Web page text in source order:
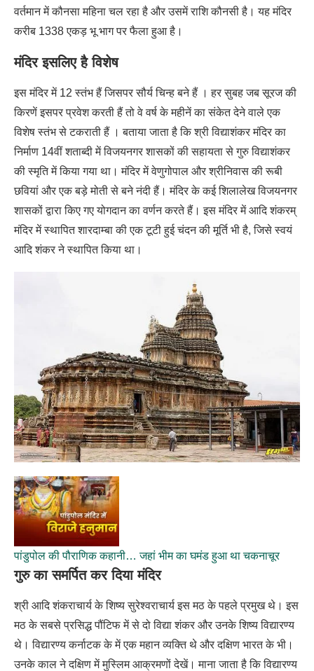
वर्तमान में कौनसा महिना चल रहा है और उसमें राशि कौनसी है। यह मंदिर
करीब 1338 एकड़ भू भाग पर फैला हुआ है।
मंदिर इसलिए है विशेष
इस मंदिर में 12 स्तंभ हैं जिसपर सौर्य चिन्ह बने हैं । हर सुबह जब सूरज की
किरणें इसपर प्रवेश करती हैं तो वे वर्ष के महीनें का संकेत देने वाले एक
विशेष स्तंभ से टकराती हैं । बताया जाता है कि श्री विद्याशंकर मंदिर का
निर्माण 14वीं शताब्दी में विजयनगर शासकों की सहायता से गुरु विद्याशंकर
की स्मृति में किया गया था। मंदिर में वेणुगोपाल और श्रीनिवास की रूबी
छवियां और एक बड़े मोती से बने नंदी हैं। मंदिर के कई शिलालेख विजयनगर
शासकों द्वारा किए गए योगदान का वर्णन करते हैं। इस मंदिर में आदि शंकरम्
मंदिर में स्थापित शारदाम्बा की एक टूटी हुई चंदन की मूर्ति भी है, जिसे स्वयं
आदि शंकर ने स्थापित किया था।
पांडुपोल की पौराणिक कहानी… जहां भीम का घमंड हुआ था चकनाचूर
गुरु का समर्पित कर दिया मंदिर
श्री आदि शंकराचार्य के शिष्य सुरेश्वराचार्य इस मठ के पहले प्रमुख थे। इस
मठ के सबसे प्रसिद्ध पौंटिफ में से दो विद्या शंकर और उनके शिष्य विद्यारण्य
थे। विद्यारण्य कर्नाटक के में एक महान व्यक्ति थे और दक्षिण भारत के भी।
उनके काल ने दक्षिण में मुस्लिम आक्रमणों देखें। माना जाता है कि विद्यारण्य